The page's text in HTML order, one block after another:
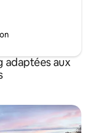
adaptées aux